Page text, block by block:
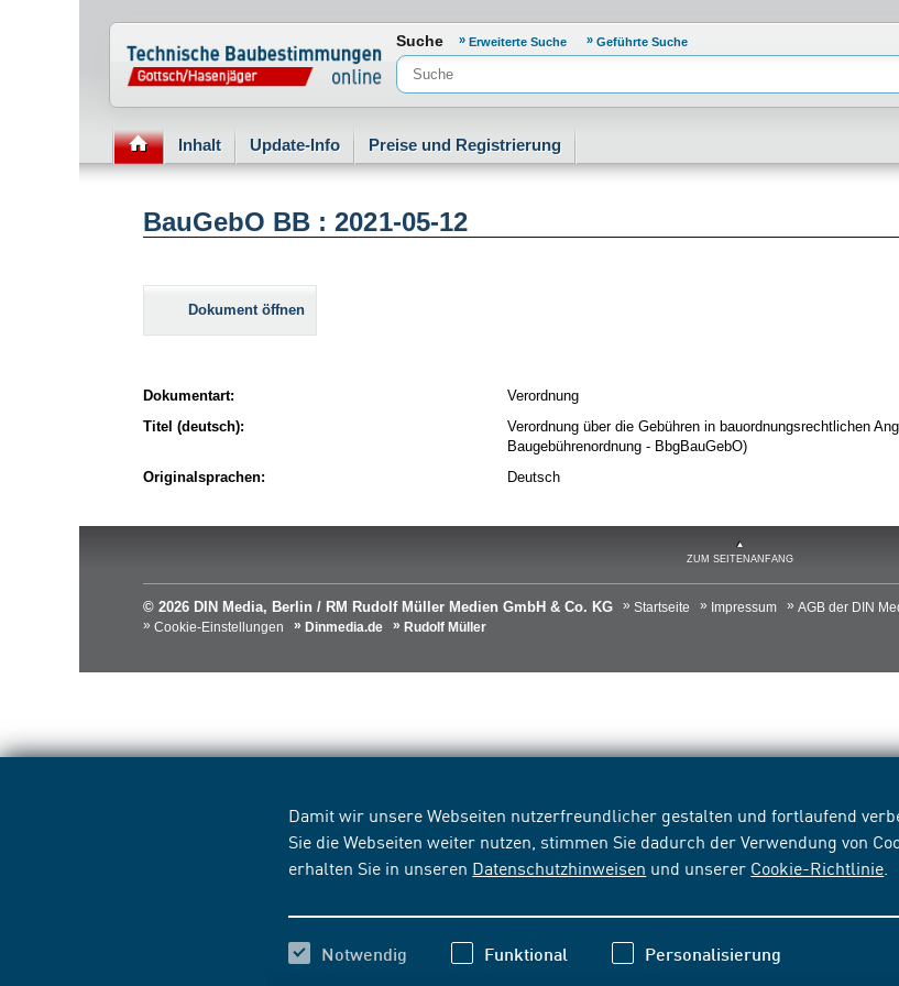
Damit wir unsere Webseiten nutzerfreundlicher gestalten und fortlaufend
Sie die Webseiten weiter nutzen, stimmen Sie dadurch der Verwendung von
erhalten Sie in unseren Datenschutzhinweisen und unserer Cookie-Richtlinie
Notwendig Funktional Personalisierung
Normenportal Barrierefreiheit
Suche Erweiterte Suche Geführte Suche
Inhalt Update-Info Preise und Registrierung
BauGebO BB : 2021-05-12
Dokument öffnen
Dokumentart:
Verordnung
Titel (deutsch):
Verordnung über die Gebühren in bauordnungsrechtlichen
Baugebührenordnung - BbgBauGebO)
Originalsprachen:
Deutsch
ZUM SEITENANFANG
© 2026 DIN Media, Berlin / RM Rudolf Müller Medien GmbH & Co. KG Startseite Impressum AGB der DIN
Cookie-Einstellungen
Dinmedia.de Rudolf Müller